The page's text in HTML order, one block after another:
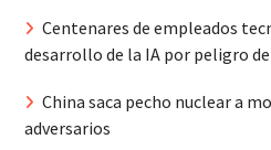
Centenares de empleados
desarrollo de la IA por peligro
China saca pecho nuclear a
adversarios